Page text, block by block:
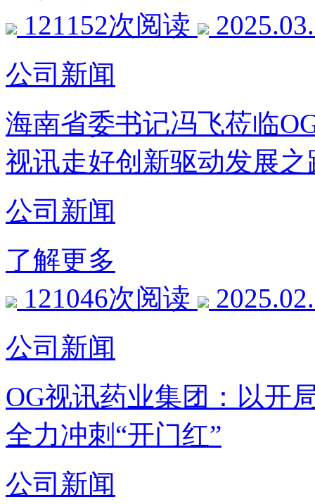
121152次阅读
公司新闻
海南省委书记冯飞莅临
视讯走好创新驱动发展之
公司新闻
了解更多
121046次阅读
公司新闻
OG视讯药业集团：以开
全力冲刺“开门红”
公司新闻